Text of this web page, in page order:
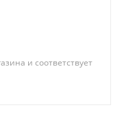
и соответствует